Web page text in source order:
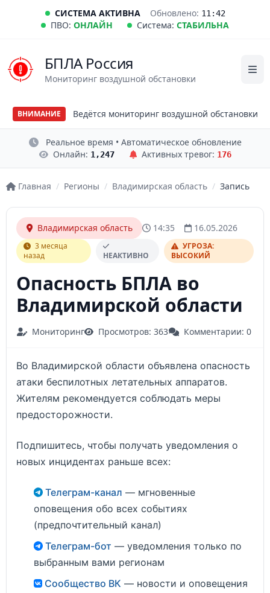
СИСТЕМА АКТИВНА Обновлено: 11:42
ПВО: ОНЛАЙН Система: СТАБИЛЬНА
БПЛА Россия
Мониторинг воздушной обстановки
ВНИМАНИЕ Ведётся мониторинг воздушной обстановки
Реальное время • Автоматическое обновление
Онлайн: 1,247 Активных тревог: 176
Главная / Регионы / Владимирская область / Запись
Владимирская область 14:35 16.05.2026
3 месяца
назад
НЕАКТИВНО
УГРОЗА:
ВЫСОКИЙ
Опасность БПЛА во
Владимирской области
Мониторинг Просмотров: 363 Комментарии: 0
Во Владимирской области объявлена опасность
атаки беспилотных летательных аппаратов.
Жителям рекомендуется соблюдать меры
предосторожности.
Подпишитесь, чтобы получать уведомления о
новых инцидентах раньше всех:
Телеграм-канал — мгновенные
оповещения обо всех событиях
(предпочтительный канал)
Телеграм-бот — уведомления только по
выбранным вами регионам
Сообщество ВК — новости и оповещения